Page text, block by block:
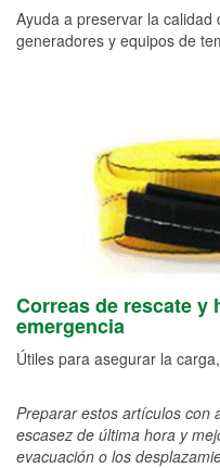
Ayuda a preservar la
generadores y equipos de
Correas de rescate y
emergencia
Útiles para asegurar la
Preparar estos artículos con
escasez de última hora y
evacuación o los